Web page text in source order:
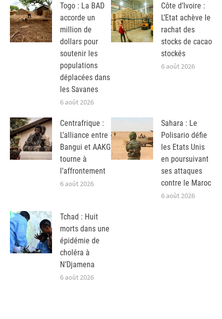
Togo : La BAD
accorde un
million de
dollars pour
soutenir les
populations
déplacées dans
les Savanes
6 août 2026
Côte d’Ivoire :
L’Etat achève le
rachat des
stocks de cacao
stockés
6 août 2026
Centrafrique :
L’alliance entre
Bangui et AAKG
tourne à
l’affrontement
6 août 2026
Sahara : Le
Polisario défie
les Etats Unis
en poursuivant
ses attaques
contre le Maroc
6 août 2026
Tchad : Huit
morts dans une
épidémie de
choléra à
N’Djamena
6 août 2026